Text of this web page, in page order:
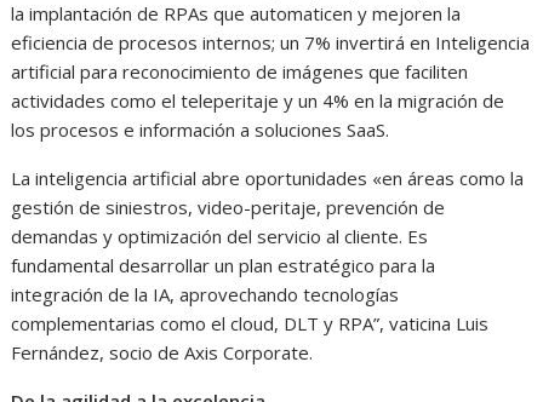
la implantación de RPAs que automaticen y mejoren la
eficiencia de procesos internos; un 7% invertirá en Inteligencia
artificial para reconocimiento de imágenes que faciliten
actividades como el teleperitaje y un 4% en la migración de
los procesos e información a soluciones SaaS.
La inteligencia artificial abre oportunidades «en áreas como la
gestión de siniestros, video-peritaje, prevención de
demandas y optimización del servicio al cliente. Es
fundamental desarrollar un plan estratégico para la
integración de la IA, aprovechando tecnologías
complementarias como el cloud, DLT y RPA”, vaticina Luis
Fernández, socio de Axis Corporate.